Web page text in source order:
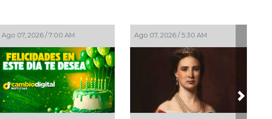
Ago 06, 2026 / 11:46 PM Ago 06, 2026 / 11:15 PM